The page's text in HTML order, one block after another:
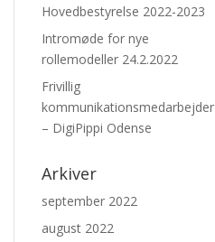
Hovedbestyrelse 2022-2023
Intromøde for nye
rollemodeller 24.2.2022
Frivillig
kommunikationsmedarbejder
– DigiPippi Odense
Arkiver
september 2022
august 2022